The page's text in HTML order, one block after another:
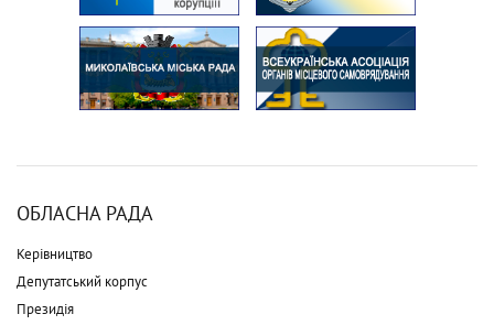
ОБЛАСНА РАДА
Керівництво
Депутатський корпус
Президія